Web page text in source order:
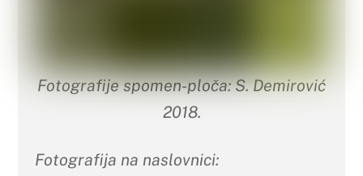
Fotografije spomen-ploča: S. Demirović
2018.
Fotografija na naslovnici: